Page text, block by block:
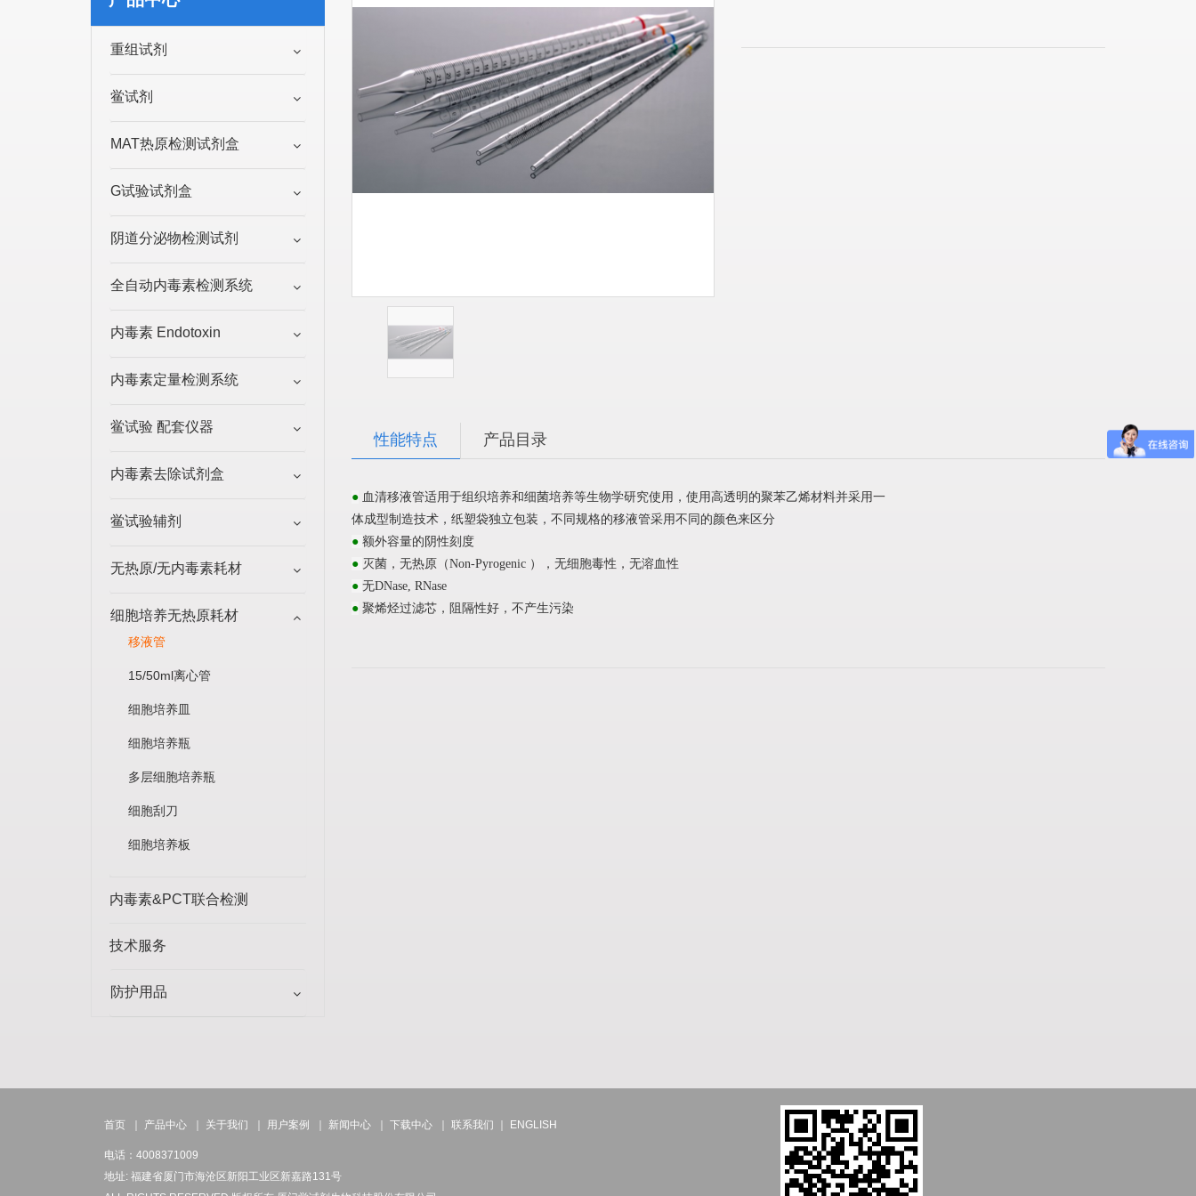
性能特点 产品目录
●血清移液管适用于组织培养和细菌培养等生物学研究使用，使用高透明的聚苯乙烯材料并采用一
体成型制造技术，纸塑袋独立包装，不同规格的移液管采用不同的颜色来区分
● 额外容量的阴性刻度
● 灭菌， 无热原（Non-Pyrogenic ）
，无细胞毒性，无溶血性
● 无DNase, RNase
● 聚烯烃过滤芯，阻隔性好，不产生污染
重组试剂
鲎试剂
MAT热原检测试剂盒
G试验试剂盒
阴道分泌物检测试剂
全自动内毒素检测系统
内毒素 Endotoxin
内毒素定量检测系统
鲎试验 配套仪器
内毒素去除试剂盒
鲎试验辅剂
无热原/无内毒素耗材
细胞培养无热原耗材
移液管
15/50ml离心管
细胞培养皿
细胞培养瓶
多层细胞培养瓶
细胞刮刀
细胞培养板
内毒素&PCT联合检测
技术服务
防护用品
首页 产品中心 关于我们 用户案例 新闻中心 下载中心 联系我们 ENGLISH
电话：4008371009
地址: 福建省厦门市海沧区新阳工业区新嘉路131号